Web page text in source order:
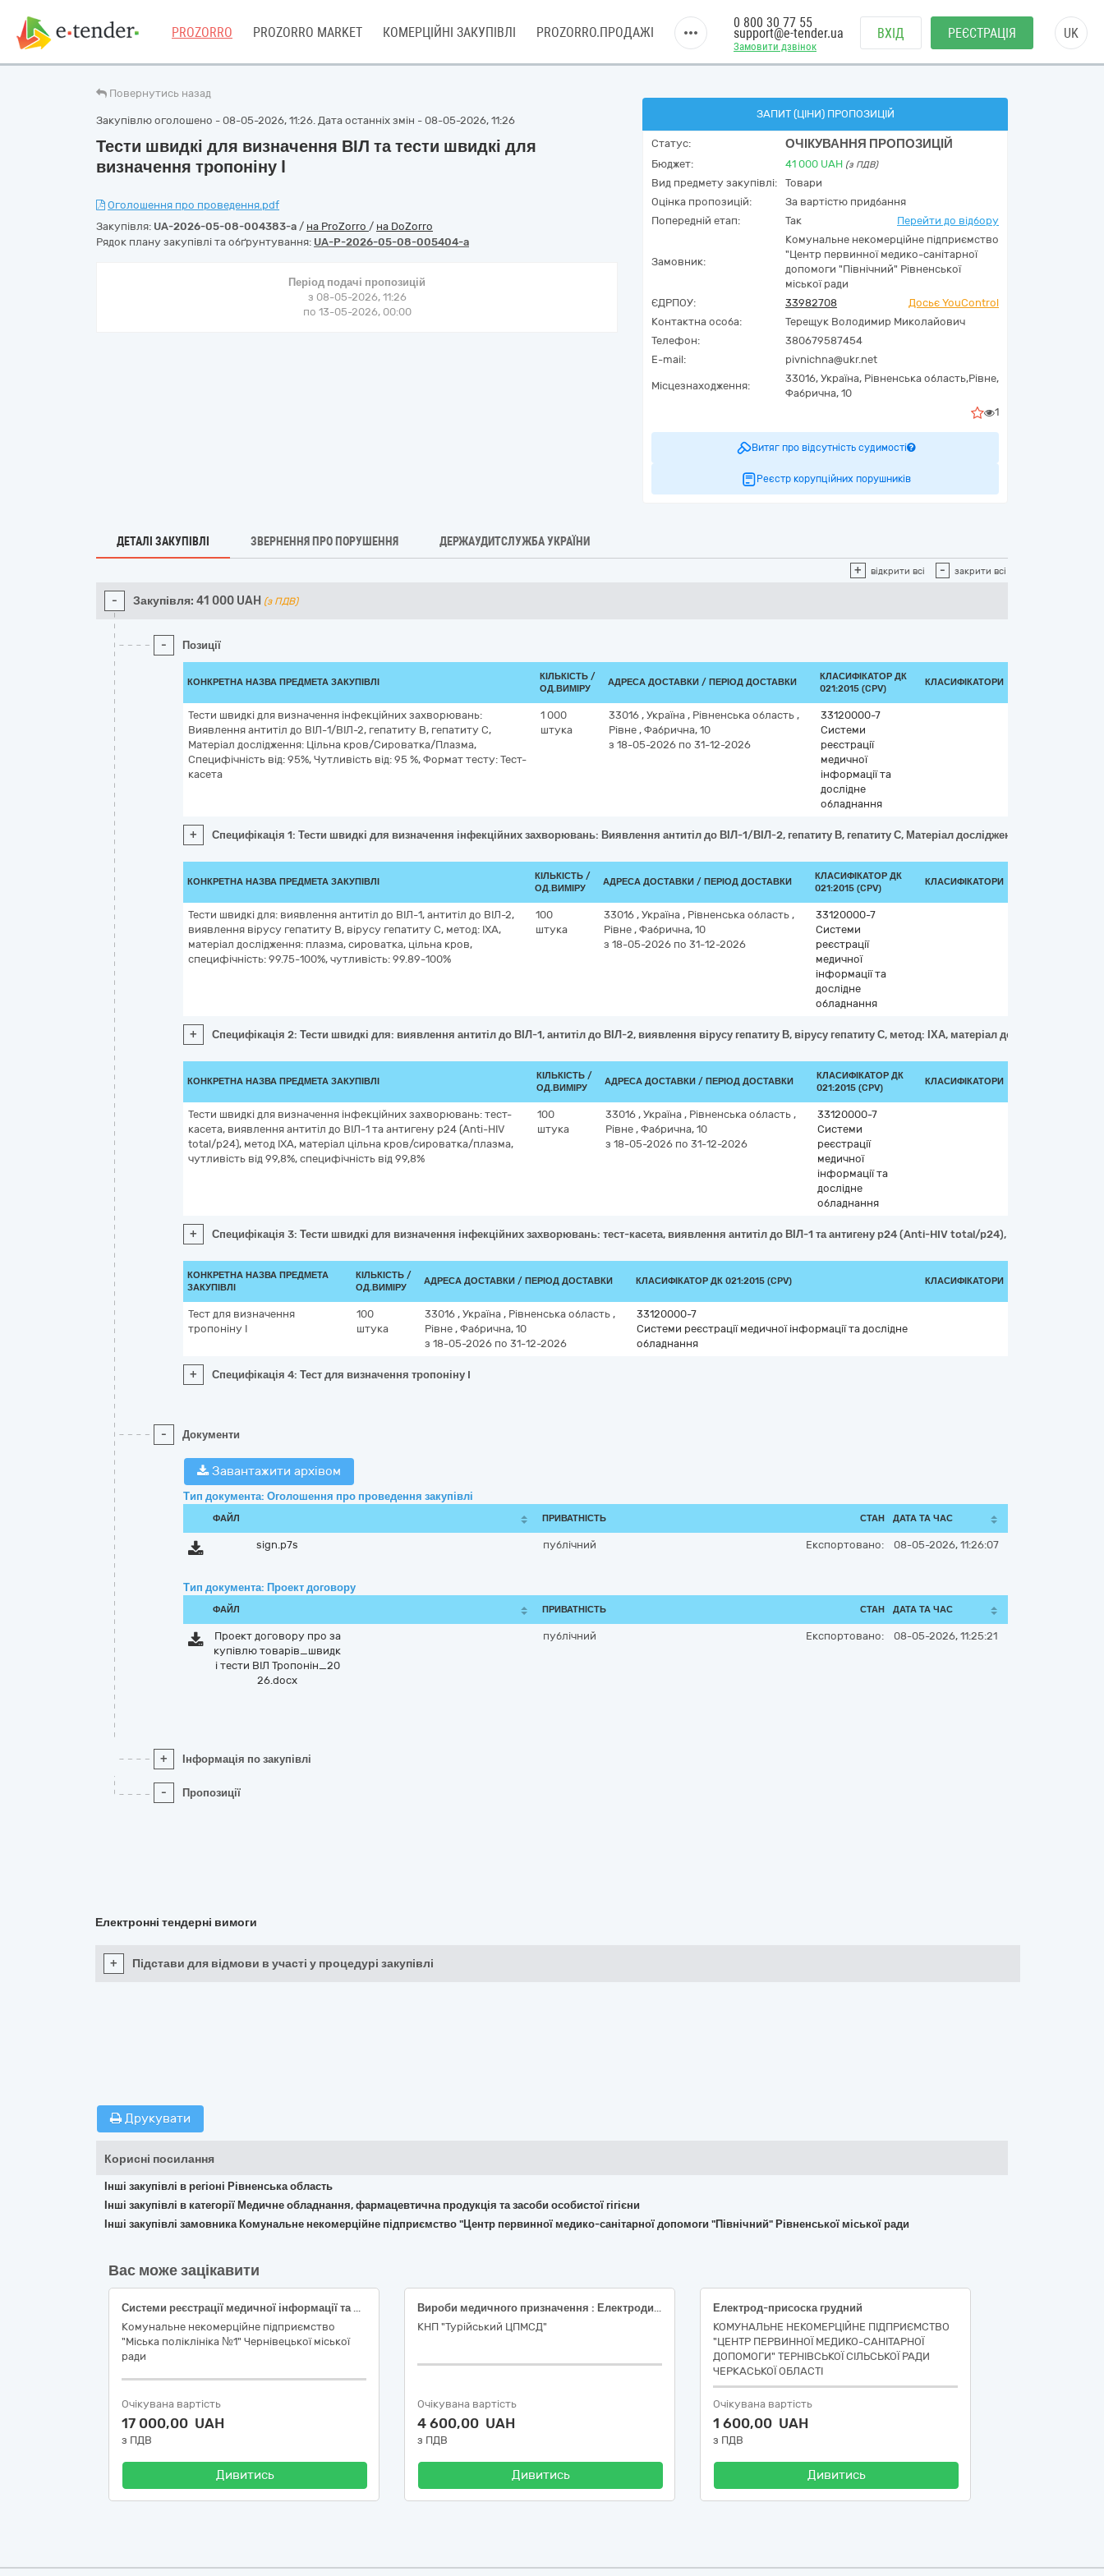
PROZORRO PROZORRO MARKET КОМЕРЦІЙНІ ЗАКУПІВЛІ PROZORRO.ПРОДАЖІ
Замовити дзвінок
0 800 30 77 55
support@e-tender.ua ВХІД РЕЄСТРАЦІЯ UK
Повернутись назад
Закупівлю оголошено - 08-05-2026, 11:26. Дата останніх змін - 08-05-2026, 11:26
Тести швидкі для визначення ВІЛ та тести швидкі для
визначення тропоніну I
Оголошення про проведення.pdf
Закупівля: UA-2026-05-08-004383-a / на ProZorro / на DoZorro
Рядок плану закупівлі та обґрунтування: UA-P-2026-05-08-005404-a
Період подачі пропозицій
з 08-05-2026, 11:26
по 13-05-2026, 00:00
ЗАПИТ (ЦІНИ) ПРОПОЗИЦІЙ
Статус: ОЧІКУВАННЯ ПРОПОЗИЦІЙ
Бюджет: 41 000 UAH (з ПДВ)
Вид предмету закупівлі:
Товари
Оцінка пропозицій:
За вартістю придбання
Попередній етап:
Так Перейти до відбору
Замовник:
Комунальне некомерційне підприємство
"Центр первинної медико-санітарної
допомоги "Північний" Рівненської
міської ради
ЄДРПОУ:
33982708
Досьє YouControl
Контактна особа:
Терещук Володимир Миколайович
Телефон:
380679587454
E-mail:
pivnichna@ukr.net
Місцезнаходження:
33016, Україна, Рівненська область,Рівне,
Фабрична, 10
1
Витяг про відсутність судимості
Реєстр корупційних порушників
ДЕТАЛІ ЗАКУПІВЛІ ЗВЕРНЕННЯ ПРО ПОРУШЕННЯ ДЕРЖАУДИТСЛУЖБА УКРАЇНИ
+ відкрити всі - закрити всі
- Закупівля: 41 000 UAH (з ПДВ)
- Позиції
КОНКРЕТНА НАЗВА ПРЕДМЕТА ЗАКУПІВЛІ
КІЛЬКІСТЬ /
ОД.ВИМІРУ
АДРЕСА ДОСТАВКИ / ПЕРІОД ДОСТАВКИ
КЛАСИФІКАТОР ДК
021:2015 (CPV)
КЛАСИФІКАТОРИ
Тести швидкі для визначення інфекційних захворювань:
Виявлення антитіл до ВІЛ-1/ВІЛ-2, гепатиту В, гепатиту С,
Матеріал дослідження: Цільна кров/Сироватка/Плазма,
Специфічність від: 95%, Чутливість від: 95 %, Формат тесту: Тест-
касета
1 000
штука
33016 , Україна , Рівненська область ,
Рівне , Фабрична, 10
з 18-05-2026 по 31-12-2026
33120000-7
Системи
реєстрації
медичної
інформації та
дослідне
обладнання
+ Специфікація 1: Тести швидкі для визначення інфекційних захворювань: Виявлення антитіл до ВІЛ-1/ВІЛ-2, гепатиту В, гепатиту С, Матеріал дослідження: Цільна
КОНКРЕТНА НАЗВА ПРЕДМЕТА ЗАКУПІВЛІ
КІЛЬКІСТЬ /
ОД.ВИМІРУ
АДРЕСА ДОСТАВКИ / ПЕРІОД ДОСТАВКИ
КЛАСИФІКАТОР ДК
021:2015 (CPV)
КЛАСИФІКАТОРИ
Тести швидкі для: виявлення антитіл до ВІЛ-1, антитіл до ВІЛ-2,
виявлення вірусу гепатиту В, вірусу гепатиту С, метод: ІХА,
матеріал дослідження: плазма, сироватка, цільна кров,
специфічність: 99.75-100%, чутливість: 99.89-100%
100
штука
33016 , Україна , Рівненська область ,
Рівне , Фабрична, 10
з 18-05-2026 по 31-12-2026
33120000-7
Системи
реєстрації
медичної
інформації та
дослідне
обладнання
+ Специфікація 2: Тести швидкі для: виявлення антитіл до ВІЛ-1, антитіл до ВІЛ-2, виявлення вірусу гепатиту В, вірусу гепатиту С, метод: ІХА, матеріал дослідження:
КОНКРЕТНА НАЗВА ПРЕДМЕТА ЗАКУПІВЛІ
КІЛЬКІСТЬ /
ОД.ВИМІРУ
АДРЕСА ДОСТАВКИ / ПЕРІОД ДОСТАВКИ
КЛАСИФІКАТОР ДК
021:2015 (CPV)
КЛАСИФІКАТОРИ
Тести швидкі для визначення інфекційних захворювань: тест-
касета, виявлення антитіл до ВІЛ-1 та антигену p24 (Anti-HIV
total/p24), метод ІХА, матеріал цільна кров/сироватка/плазма,
чутливість від 99,8%, специфічність від 99,8%
100
штука
33016 , Україна , Рівненська область ,
Рівне , Фабрична, 10
з 18-05-2026 по 31-12-2026
33120000-7
Системи
реєстрації
медичної
інформації та
дослідне
обладнання
+ Специфікація 3: Тести швидкі для визначення інфекційних захворювань: тест-касета, виявлення антитіл до ВІЛ-1 та антигену p24 (Anti-HIV total/p24), метод ІХА,
КОНКРЕТНА НАЗВА ПРЕДМЕТА
ЗАКУПІВЛІ
КІЛЬКІСТЬ /
ОД.ВИМІРУ
АДРЕСА ДОСТАВКИ / ПЕРІОД ДОСТАВКИ КЛАСИФІКАТОР ДК 021:2015 (CPV) КЛАСИФІКАТОРИ
Тест для визначення
тропоніну I
100
штука
33016 , Україна , Рівненська область ,
Рівне , Фабрична, 10
з 18-05-2026 по 31-12-2026
33120000-7
Системи реєстрації медичної інформації та дослідне
обладнання
+ Специфікація 4: Тест для визначення тропоніну I
- Документи
Завантажити архівом
Тип документа: Оголошення про проведення закупівлі
ФАЙЛ ПРИВАТНІСТЬ СТАН ДАТА ТА ЧАС
sign.p7s публічний Експортовано: 08-05-2026, 11:26:07
Тип документа: Проект договору
ФАЙЛ ПРИВАТНІСТЬ СТАН ДАТА ТА ЧАС
Проект договору про за
купівлю товарів_швидк
і тести ВІЛ Тропонін_20
26.docx
публічний Експортовано: 08-05-2026, 11:25:21
+ Інформація по закупівлі
- Пропозиції
Електронні тендерні вимоги
+ Підстави для відмови в участі у процедурі закупівлі
Друкувати
Корисні посилання
Інші закупівлі в регіоні Рівненська область
Інші закупівлі в категорії Медичне обладнання, фармацевтична продукція та засоби особистої гігієни
Інші закупівлі замовника Комунальне некомерційне підприємство "Центр первинної медико-санітарної допомоги "Північний" Рівненської міської ради
Вас може зацікавити
Системи реєстрації медичної інформації та дослідне обладнання
Комунальне некомерційне підприємство
"Міська поліклініка №1" Чернівецької міської
ради
Очікувана вартість
17 000,00 UAH
з ПДВ
Дивитись
Вироби медичного призначення : Електроди для ЕКГ; Електроди для ЕКГ; Стрічка для ЕКГ; Стрічка для ЕКГ
КНП "Турійський ЦПМСД"
Очікувана вартість
4 600,00 UAH
з ПДВ
Дивитись
Електрод-присоска грудний
КОМУНАЛЬНЕ НЕКОМЕРЦІЙНЕ ПІДПРИЄМСТВО
"ЦЕНТР ПЕРВИННОЇ МЕДИКО-САНІТАРНОЇ
ДОПОМОГИ" ТЕРНІВСЬКОЇ СІЛЬСЬКОЇ РАДИ
ЧЕРКАСЬКОЇ ОБЛАСТІ
Очікувана вартість
1 600,00 UAH
з ПДВ
Дивитись